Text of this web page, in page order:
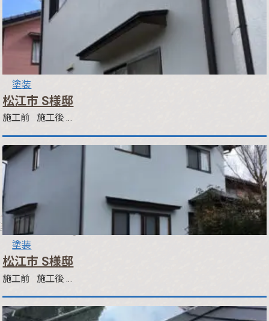
塗装
松江市 S様邸
施工前 施工後 …
塗装
松江市 S様邸
施工前 施工後 …